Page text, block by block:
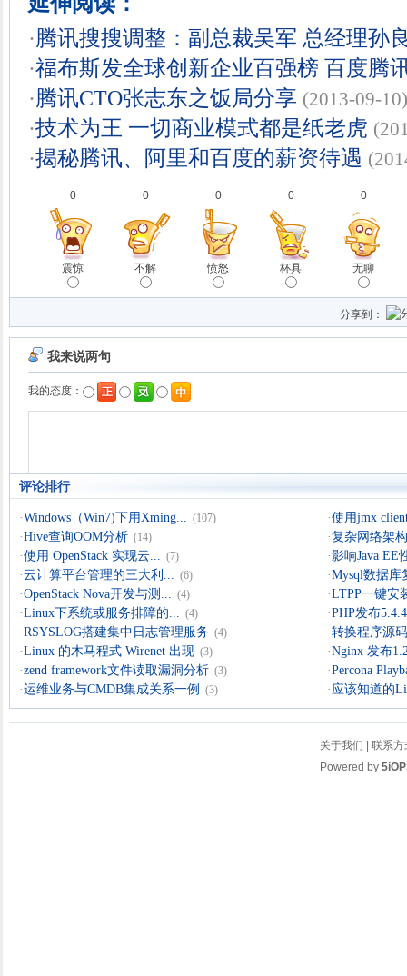
·腾讯搜搜调整：副总裁吴军 总经理孙
·福布斯发全球创新企业百强榜 百度腾
·腾讯CTO张志东之饭局分享 (2013-09-10)
·技术为王 一切商业模式都是纸老虎
·揭秘腾讯、阿里和百度的薪资待遇
0
震惊
0
不解
0
愤怒
0
杯具
0
无聊
分享到：
评论排行
·Windows（Win7)下用Xming... (107) ·使用jmx
·Hive查询OOM分析 (14) ·复杂网络架
·使用 OpenStack 实现云... (7) ·影响Java EE
·云计算平台管理的三大利... (6) ·Mysql数据库
·OpenStack Nova开发与测... (4) ·LTPP一键安
·Linux下系统或服务排障的... (4) ·PHP发布
·RSYSLOG搭建集中日志管理服务 (4) ·转换程序源
·Linux 的木马程式 Wirenet 出现 (3) ·Nginx 发布
·zend framework文件读取漏洞分析 (3) ·Percona
·运维业务与CMDB集成关系一例 (3) · 应该知道的
关于我们
联系方
Powered by